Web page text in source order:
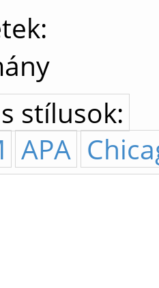
stílusok:
APA